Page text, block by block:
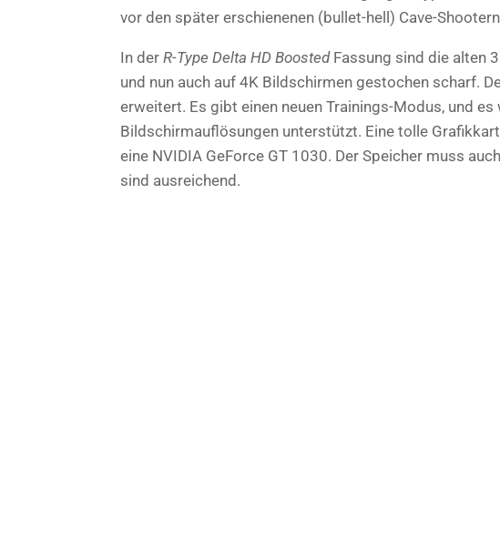
vor den später erschienenen (bullet-hell) Cave-
In der R-Type Delta HD BoostedFassung sind die alten
und nun auch auf 4K Bildschirmen gestochen scharf.
erweitert. Es gibt einen neuen Trainings-Modus, und
Bildschirmauflösungen unterstützt. Eine tolle
eine NVIDIA GeForce GT 1030. Der Speicher muss
sind ausreichend.